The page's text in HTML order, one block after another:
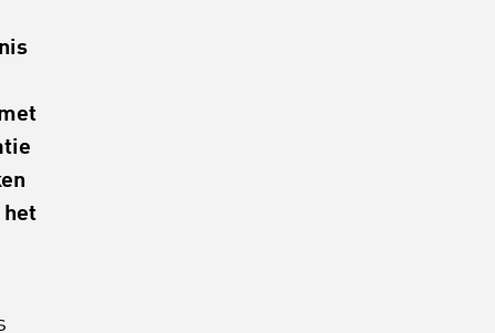
het